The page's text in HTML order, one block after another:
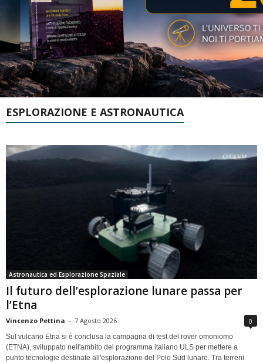
ESPLORAZIONE E ASTRONAUTICA
Astronautica ed Esplorazione Spaziale
Il futuro dell’esplorazione lunare passa per
l’Etna
Vincenzo Pettina - 7 Agosto 2026 0
Sul vulcano Etna si è conclusa la campagna di test del rover omoniomo
(ETNA), sviluppato nell'ambito del programma italiano ULS per mettere a
punto tecnologie destinate all'esplorazione del Polo Sud lunare. Tra terreni